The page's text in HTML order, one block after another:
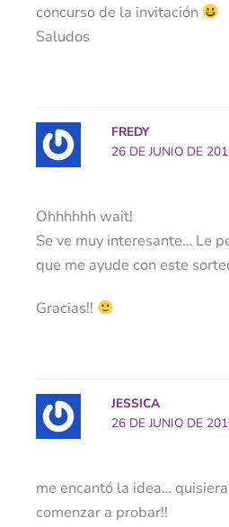
concurso de la invitación
Saludos
FREDY
26 DE JUNIO DE
Ohhhhhh wait!
Se ve muy interesante… Le
que me ayude con este
Gracias!!
JESSICA
26 DE JUNIO DE
me encantó la idea…
comenzar a probar!!